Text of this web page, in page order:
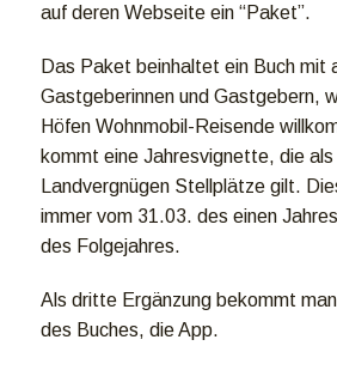
auf deren Webseite ein “Paket”.
Das Paket beinhaltet ein Buch mit
Gastgeberinnen und Gastgebern,
Höfen Wohnmobil-Reisende
kommt eine Jahresvignette, die
Landvergnügen Stellplätze gilt.
immer vom 31.03. des einen
des Folgejahres.
Als dritte Ergänzung bekommt
des Buches, die App.